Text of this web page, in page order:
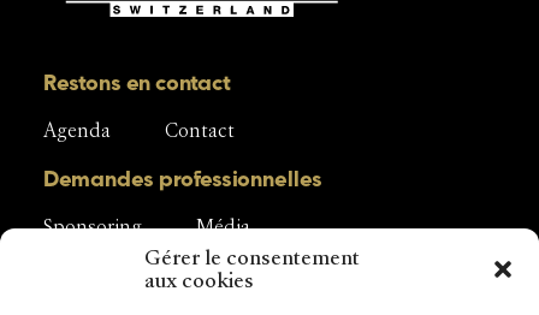
Gérer le consentement
aux cookies
Restons en contact
Agenda Contact
Demandes professionnelles
Sponsoring Média